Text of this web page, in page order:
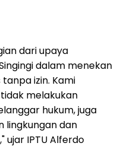
dari upaya
dalam menekan
izin. Kami
melakukan
hukum, juga
lingkungan dan
ujar IPTU Alferdo